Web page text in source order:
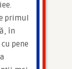
primul
în
pene